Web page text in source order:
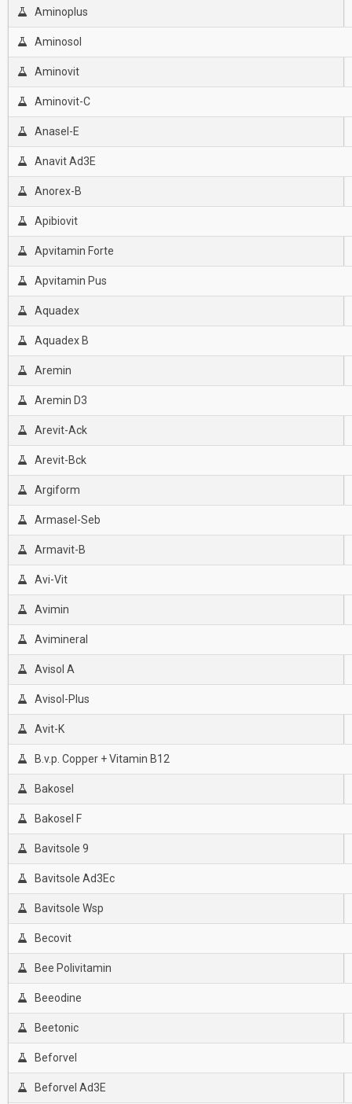
Aminoplus
Aminosol
Aminovit
Aminovit-C
Anasel-E
Anavit Ad3E
Anorex-B
Apibiovit
Apvitamin Forte
Apvitamin Pus
Aquadex
Aquadex B
Aremin
Aremin D3
Arevit-Ack
Arevit-Bck
Argiform
Armasel-Seb
Armavit-B
Avi-Vit
Avimin
Avimineral
Avisol A
Avisol-Plus
Avit-K
B.v.p. Copper + Vitamin B12
Bakosel
Bakosel F
Bavitsole 9
Bavitsole Ad3Ec
Bavitsole Wsp
Becovit
Bee Polivitamin
Beeodine
Beetonic
Beforvel
Beforvel Ad3E